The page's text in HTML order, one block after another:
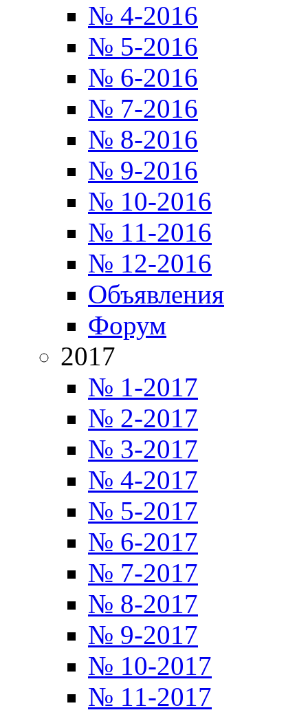
№ 4-2016
№ 5-2016
№ 6-2016
№ 7-2016
№ 8-2016
№ 9-2016
№ 10-2016
№ 11-2016
№ 12-2016
Объявления
Форум
2017
№ 1-2017
№ 2-2017
№ 3-2017
№ 4-2017
№ 5-2017
№ 6-2017
№ 7-2017
№ 8-2017
№ 9-2017
№ 10-2017
№ 11-2017